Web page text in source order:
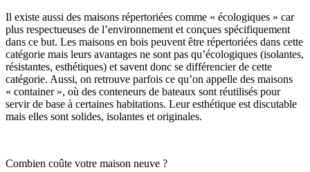
Il existe aussi des maisons répertoriées comme « écologiques » car
plus respectueuses de l’environnement et conçues spécifiquement
dans ce but. Les maisons en bois peuvent être répertoriées dans cette
catégorie mais leurs avantages ne sont pas qu’écologiques (isolantes,
résistantes, esthétiques) et savent donc se différencier de cette
catégorie. Aussi, on retrouve parfois ce qu’on appelle des maisons
« container », où des conteneurs de bateaux sont réutilisés pour
servir de base à certaines habitations. Leur esthétique est discutable
mais elles sont solides, isolantes et originales.
Combien coûte votre maison neuve ?